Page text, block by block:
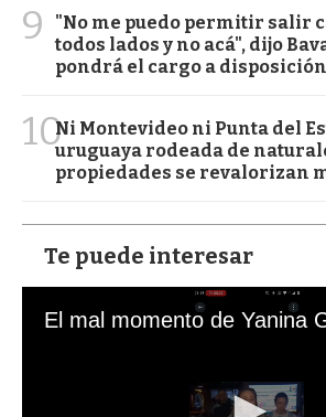
9
"No me puedo permitir salir
todos lados y no acá", dijo
pondrá el cargo a disposición
10Ni Montevideo ni Punta del
uruguaya rodeada de
propiedades se revalorizan
Te puede interesar